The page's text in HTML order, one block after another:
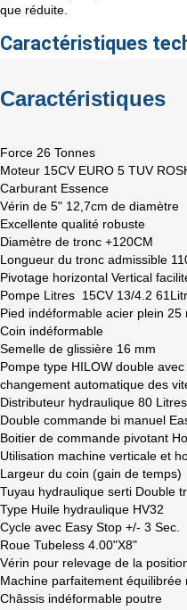
que réduite.
Caractéristiques
Caractéristiques
Force 26 Tonnes
Moteur 15CV EURO 5 TUV
Carburant Essence
Vérin de 5" 12,7cm de diamètre
Excellente qualité robuste
Diamètre de tronc +120CM
Longueur du tronc admissible
Pivotage horizontal Vertical
Pompe Litres 15CV 13/4.2
Pied indéformable acier plein 25
Coin indéformable
Semelle de glissière 16 mm
Pompe type HILOW double
changement automatique des
Distributeur hydraulique 80
Double commande bi manuel
Boitier de commande pivotant
Utilisation machine verticale et
Largeur du coin (gain de temps)
Tuyau hydraulique serti Double
Type Huile hydraulique HV32
Cycle avec Easy Stop +/- 3 Sec.
Roue Tubeless 4.00"X8"
Vérin pour relevage de la
Machine parfaitement
Châssis indéformable poutre